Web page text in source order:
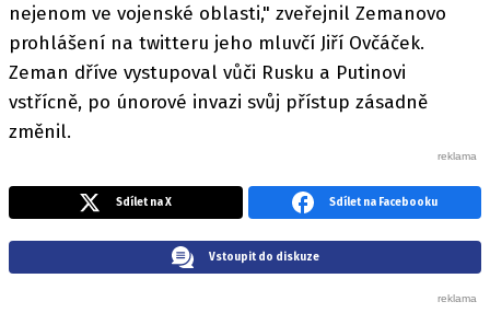
nejenom ve vojenské oblasti," zveřejnil Zemanovo
prohlášení na twitteru jeho mluvčí Jiří Ovčáček.
Zeman dříve vystupoval vůči Rusku a Putinovi
vstřícně, po únorové invazi svůj přístup zásadně
změnil.
Sdílet na X Sdílet na Facebooku
Vstoupit do diskuze